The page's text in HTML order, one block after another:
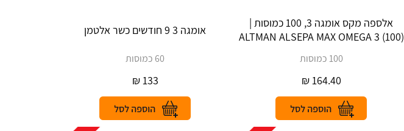
אלספה מקס אומגה 3, 100 כמוסות |
ALTMAN‎ ‎ALSEPA‎ ‎MAX‎‎ OMEGA 3 (‎100‎)
100 כמוסות
164.40
₪
אומגה 3 9 חודשים כשר אלטמן
60 כמוסות
133
₪